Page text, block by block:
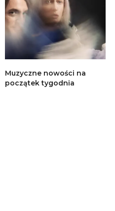
Muzyczne nowości na
początek tygodnia